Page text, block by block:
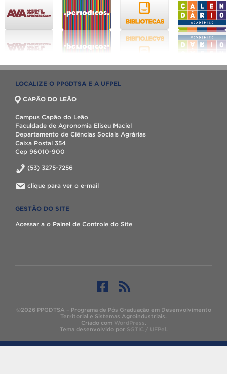
LOCALIZE O PPGDTSA E A UFPEL
CAPÃO DO LEÃO
Campus Capão do Leão
Faculdade de Agronomia Eliseu Maciel
Departamento de Ciências Sociais Agrárias
Caixa Postal 354
Cep 96010-900
(53) 3275-7256
clique para ver o e-mail
GESTÃO DO SITE
Acessar a o Painel de Controle do Site
©2026 PPGDTSA – Programa de Pós Graduação em Desenvolvimento
Territorial e Sistemas Agroindustriais.
Criado com WordPress.
Tema desenvolvido por SGTIC / UFPel.